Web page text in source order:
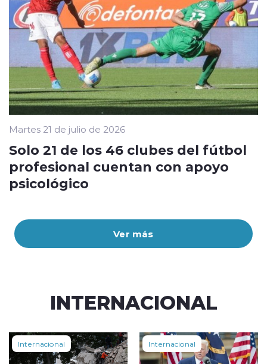
Ver más
Martes 21 de julio de 2026
Solo 21 de los 46 clubes del fútbol
profesional cuentan con apoyo
psicológico
INTERNACIONAL
Internacional Internacional